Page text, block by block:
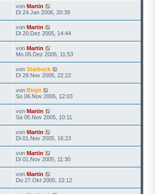
von Martin
Di 24.Jan 2006, 20:39
von Martin
Di 20.Dez 2005, 14:44
von Martin
Mo 05.Dez 2005, 11:53
von Starbuck
Di 29.Nov 2005, 22:22
von Birgit
So 06.Nov 2005, 12:03
von Martin
Sa 05.Nov 2005, 10:11
von Martin
Di 01.Nov 2005, 16:23
von Martin
Di 01.Nov 2005, 11:30
von Martin
Do 27.Okt 2005, 22:12